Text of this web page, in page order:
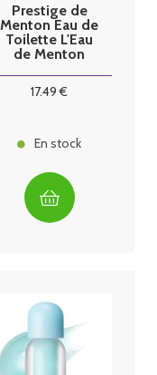
Prestige de
Menton Eau de
Toilette L'Eau
de Menton
17.49 €
En stock